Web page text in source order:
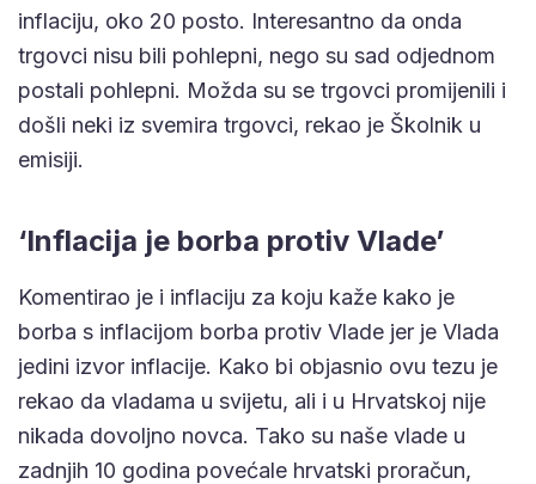
inflaciju, oko 20 posto. Interesantno da onda
trgovci nisu bili pohlepni, nego su sad odjednom
postali pohlepni. Možda su se trgovci promijenili i
došli neki iz svemira trgovci, rekao je Školnik u
emisiji.
‘Inflacija je borba protiv Vlade’
Komentirao je i inflaciju za koju kaže kako je
borba s inflacijom borba protiv Vlade jer je Vlada
jedini izvor inflacije. Kako bi objasnio ovu tezu je
rekao da vladama u svijetu, ali i u Hrvatskoj nije
nikada dovoljno novca. Tako su naše vlade u
zadnjih 10 godina povećale hrvatski proračun,